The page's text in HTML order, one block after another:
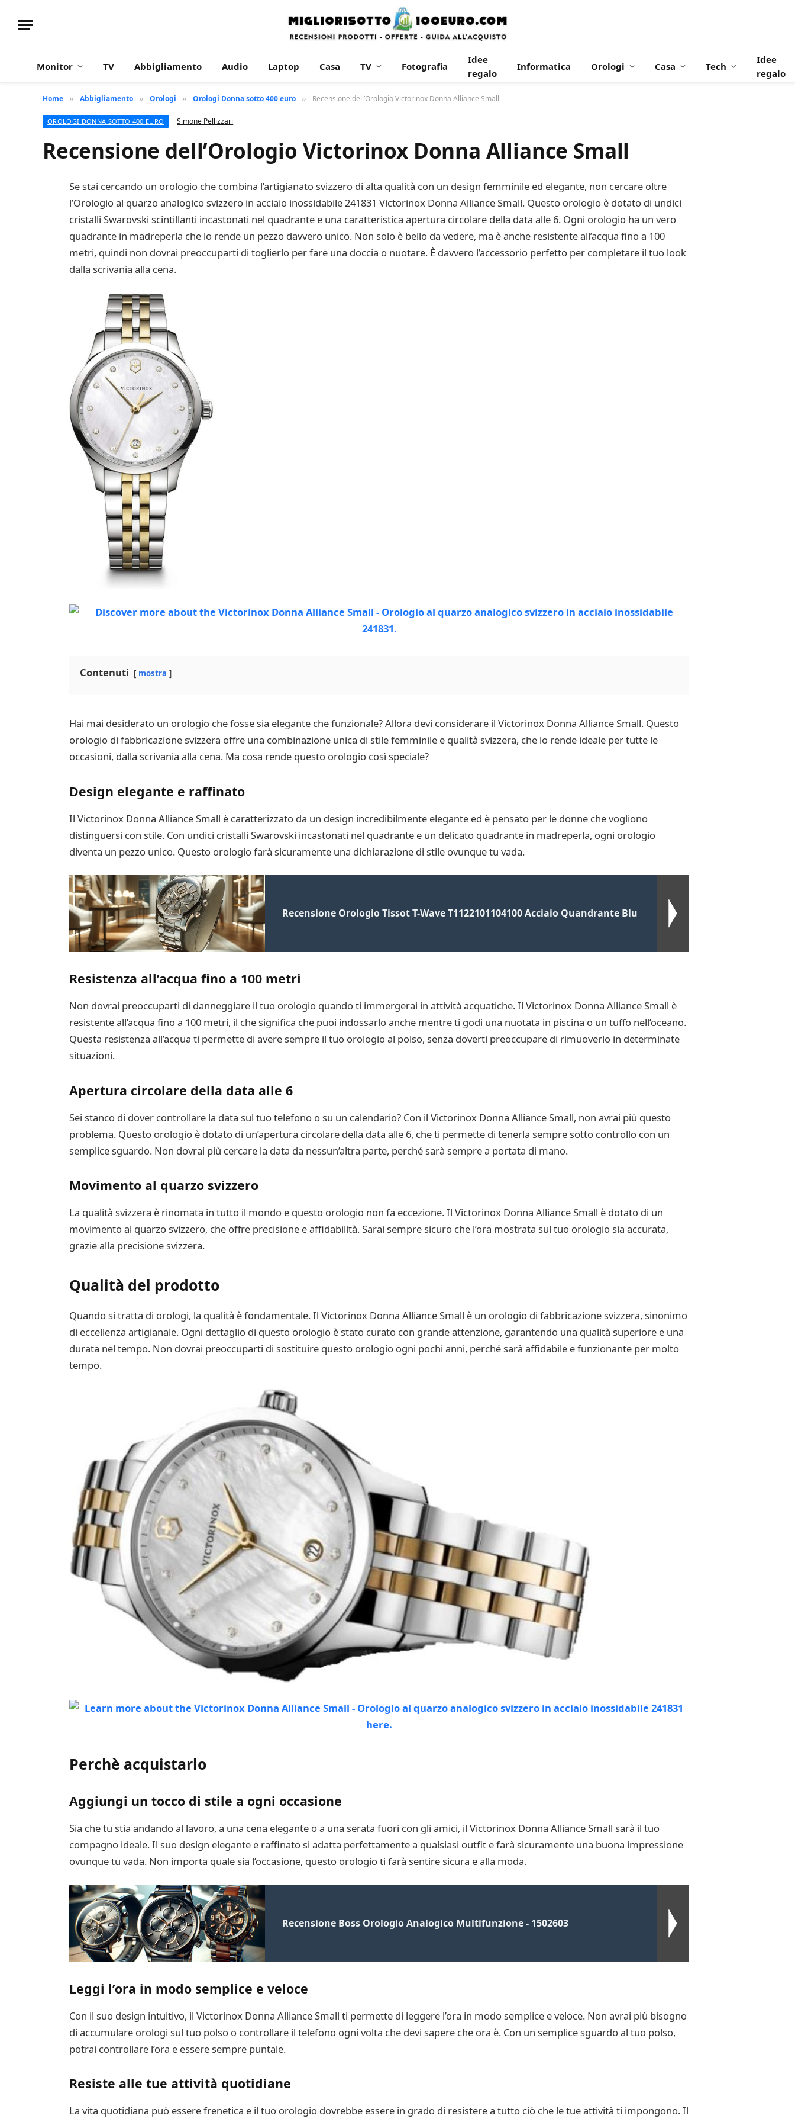
Monitor TV Abbigliamento Audio Laptop Casa TV Fotografia
Idee
regalo
Informatica Orologi Casa Tech
Idee
regalo
Home » Abbigliamento » Orologi » Orologi Donna sotto 400 euro » Recensione dell’Orologio Victorinox Donna Alliance Small
OROLOGI DONNA SOTTO 400 EURO Simone Pellizzari
Recensione dell’Orologio Victorinox Donna Alliance Small
Se stai cercando un orologio che combina l’artigianato svizzero di alta qualità con un design femminile ed elegante, non cercare oltre
l’Orologio al quarzo analogico svizzero in acciaio inossidabile 241831 Victorinox Donna Alliance Small. Questo orologio è dotato di undici
cristalli Swarovski scintillanti incastonati nel quadrante e una caratteristica apertura circolare della data alle 6. Ogni orologio ha un vero
quadrante in madreperla che lo rende un pezzo davvero unico. Non solo è bello da vedere, ma è anche resistente all’acqua fino a 100
metri, quindi non dovrai preoccuparti di toglierlo per fare una doccia o nuotare. È davvero l’accessorio perfetto per completare il tuo look
dalla scrivania alla cena.
Contenuti mostra
Hai mai desiderato un orologio che fosse sia elegante che funzionale? Allora devi considerare il Victorinox Donna Alliance Small. Questo
orologio di fabbricazione svizzera offre una combinazione unica di stile femminile e qualità svizzera, che lo rende ideale per tutte le
occasioni, dalla scrivania alla cena. Ma cosa rende questo orologio così speciale?
Design elegante e raffinato
Il Victorinox Donna Alliance Small è caratterizzato da un design incredibilmente elegante ed è pensato per le donne che vogliono
distinguersi con stile. Con undici cristalli Swarovski incastonati nel quadrante e un delicato quadrante in madreperla, ogni orologio
diventa un pezzo unico. Questo orologio farà sicuramente una dichiarazione di stile ovunque tu vada.
Recensione Orologio Tissot T-Wave T1122101104100 Acciaio Quandrante Blu
Resistenza all’acqua fino a 100 metri
Non dovrai preoccuparti di danneggiare il tuo orologio quando ti immergerai in attività acquatiche. Il Victorinox Donna Alliance Small è
resistente all’acqua fino a 100 metri, il che significa che puoi indossarlo anche mentre ti godi una nuotata in piscina o un tuffo nell’oceano.
Questa resistenza all’acqua ti permette di avere sempre il tuo orologio al polso, senza doverti preoccupare di rimuoverlo in determinate
situazioni.
Apertura circolare della data alle 6
Sei stanco di dover controllare la data sul tuo telefono o su un calendario? Con il Victorinox Donna Alliance Small, non avrai più questo
problema. Questo orologio è dotato di un’apertura circolare della data alle 6, che ti permette di tenerla sempre sotto controllo con un
semplice sguardo. Non dovrai più cercare la data da nessun’altra parte, perché sarà sempre a portata di mano.
Movimento al quarzo svizzero
La qualità svizzera è rinomata in tutto il mondo e questo orologio non fa eccezione. Il Victorinox Donna Alliance Small è dotato di un
movimento al quarzo svizzero, che offre precisione e affidabilità. Sarai sempre sicuro che l’ora mostrata sul tuo orologio sia accurata,
grazie alla precisione svizzera.
Qualità del prodotto
Quando si tratta di orologi, la qualità è fondamentale. Il Victorinox Donna Alliance Small è un orologio di fabbricazione svizzera, sinonimo
di eccellenza artigianale. Ogni dettaglio di questo orologio è stato curato con grande attenzione, garantendo una qualità superiore e una
durata nel tempo. Non dovrai preoccuparti di sostituire questo orologio ogni pochi anni, perché sarà affidabile e funzionante per molto
tempo.
Perchè acquistarlo
Aggiungi un tocco di stile a ogni occasione
Sia che tu stia andando al lavoro, a una cena elegante o a una serata fuori con gli amici, il Victorinox Donna Alliance Small sarà il tuo
compagno ideale. Il suo design elegante e raffinato si adatta perfettamente a qualsiasi outfit e farà sicuramente una buona impressione
ovunque tu vada. Non importa quale sia l’occasione, questo orologio ti farà sentire sicura e alla moda.
Recensione Boss Orologio Analogico Multifunzione - 1502603
Leggi l’ora in modo semplice e veloce
Con il suo design intuitivo, il Victorinox Donna Alliance Small ti permette di leggere l’ora in modo semplice e veloce. Non avrai più bisogno
di accumulare orologi sul tuo polso o controllare il telefono ogni volta che devi sapere che ora è. Con un semplice sguardo al tuo polso,
potrai controllare l’ora e essere sempre puntale.
Resiste alle tue attività quotidiane
La vita quotidiana può essere frenetica e il tuo orologio dovrebbe essere in grado di resistere a tutto ciò che le tue attività ti impongono. Il